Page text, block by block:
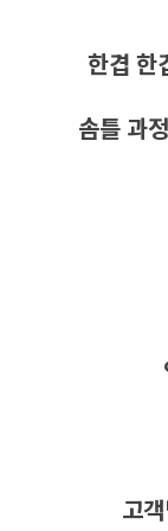
한겹 한
솜틀 과
고